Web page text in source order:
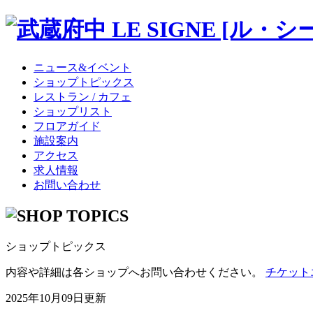
ニュース&イベント
ショップトピックス
レストラン / カフェ
ショップリスト
フロアガイド
施設案内
アクセス
求人情報
お問い合わせ
ショップトピックス
内容や詳細は各ショップへお問い合わせください。 チケット
2025年10月09日更新